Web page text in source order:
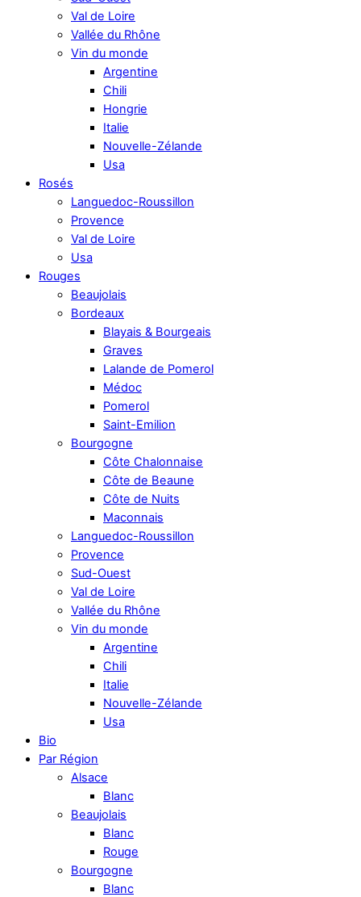
Val de Loire
Vallée du Rhône
Vin du monde
Argentine
Chili
Hongrie
Italie
Nouvelle-Zélande
Usa
Rosés
Languedoc-Roussillon
Provence
Val de Loire
Usa
Rouges
Beaujolais
Bordeaux
Blayais & Bourgeais
Graves
Lalande de Pomerol
Médoc
Pomerol
Saint-Emilion
Bourgogne
Côte Chalonnaise
Côte de Beaune
Côte de Nuits
Maconnais
Languedoc-Roussillon
Provence
Sud-Ouest
Val de Loire
Vallée du Rhône
Vin du monde
Argentine
Chili
Italie
Nouvelle-Zélande
Usa
Bio
Par Région
Alsace
Blanc
Beaujolais
Blanc
Rouge
Bourgogne
Blanc